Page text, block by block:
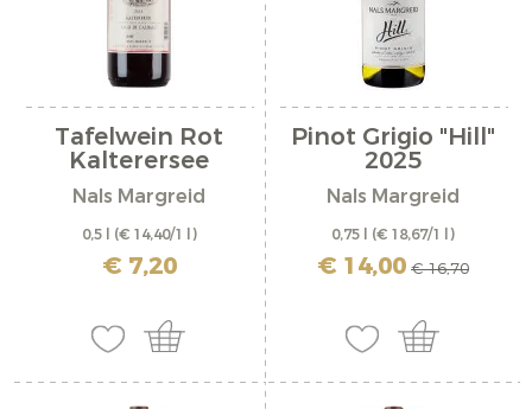
Tafelwein Rot
Kalterersee
Nals Margreid
0,5 l (€ 14,40/1 l)
inkl. MwSt. zzgl. Versandkosten
€ 7,20
Pinot Grigio "Hill"
2025
Nals Margreid
0,75 l (€ 18,67/1 l)
inkl. MwSt. zzgl. Versandkosten
€ 14,00 € 16,70